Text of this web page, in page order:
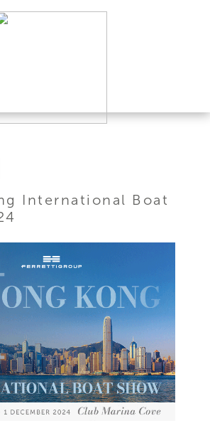
International Boat